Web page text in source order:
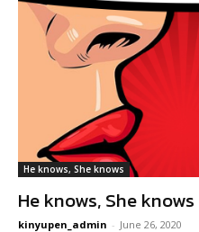
He knows, She knows
He knows, She knows
kinyupen_admin - June 26, 2020